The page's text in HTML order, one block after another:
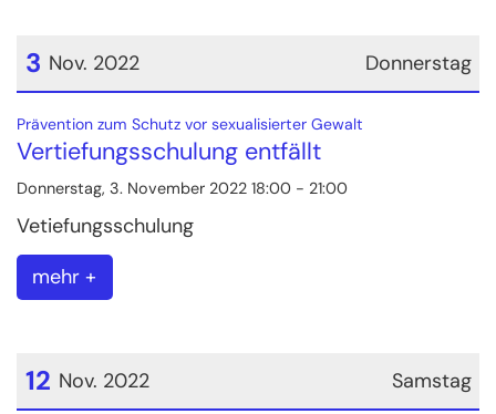
Donnerstag
3 Nov. 2022
Datum: 3. November 2022
Prävention zum Schutz vor sexualisierter Gewalt
Vertiefungsschulung entfällt
Donnerstag, 3. November 2022 18:00 - 21:00
Vetiefungsschulung
mehr +
Samstag
12 Nov. 2022